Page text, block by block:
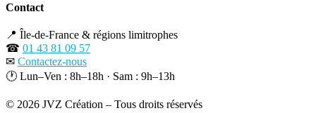
Contact
📍 Île-de-France & régions limitrophes
☎ 01 43 81 09 57
✉ Contactez-nous
🕐 Lun–Ven : 8h–18h · Sam : 9h–13h
© 2026 JVZ Création – Tous droits réservés